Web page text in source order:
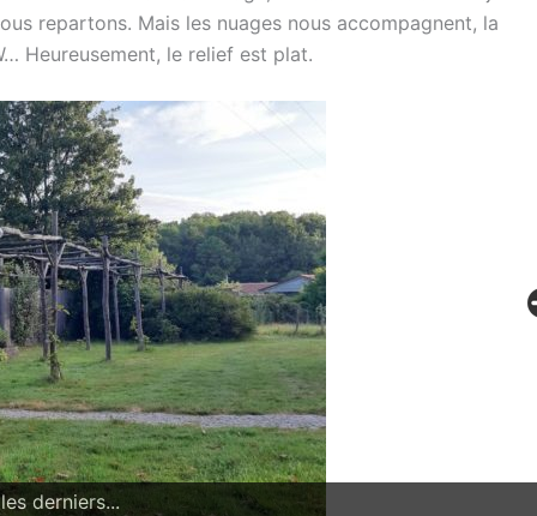
repartons. Mais les nuages nous accompagnent, la
Heureusement, le relief est plat.
derniers...
!